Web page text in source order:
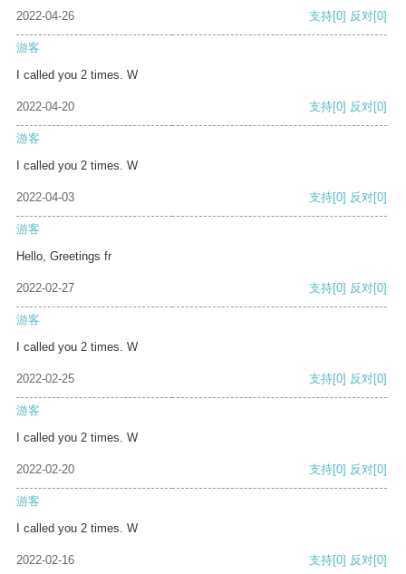
2022-04-26 支持[0] 反对[0]
游客
I called you 2 times. W
2022-04-20 支持[0] 反对[0]
游客
I called you 2 times. W
2022-04-03 支持[0] 反对[0]
游客
Hello, Greetings fr
2022-02-27 支持[0] 反对[0]
游客
I called you 2 times. W
2022-02-25 支持[0] 反对[0]
游客
I called you 2 times. W
2022-02-20 支持[0] 反对[0]
游客
I called you 2 times. W
2022-02-16 支持[0] 反对[0]